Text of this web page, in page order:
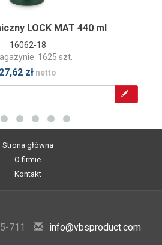
LOCK MAT 440 ml
16062-18
1625 szt.
27,62 zł netto
Strona główna
O firmie
Kontakt
711 info@vbsproduct.com